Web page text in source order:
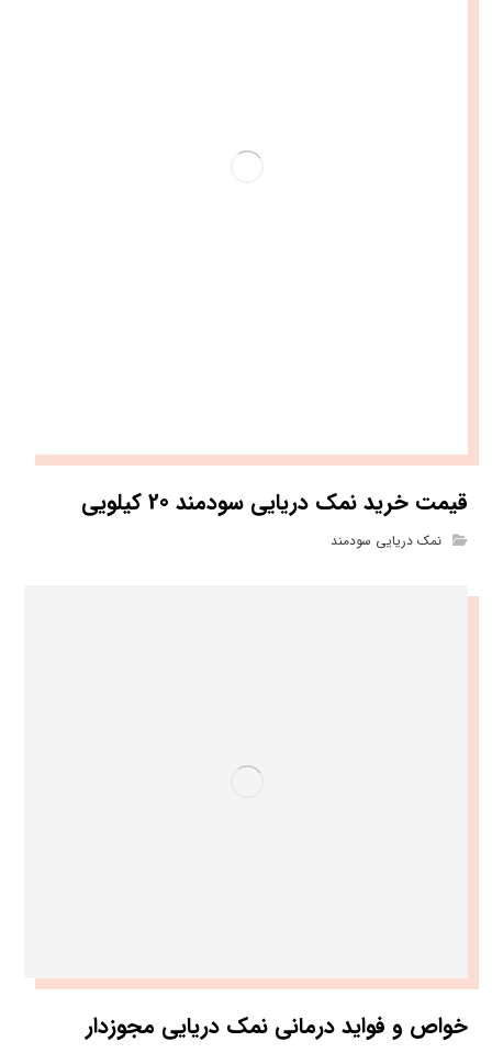
قیمت خرید نمک دریایی سودمند 20 کیلویی
نمک دریایی سودمند
خواص و فواید درمانی نمک دریایی مجوزدار